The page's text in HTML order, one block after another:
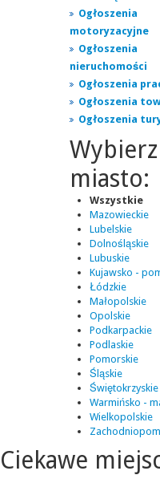
Ogłoszenia
motoryzacyjne
Ogłoszenia
nieruchomości
Ogłoszenia
Ogłoszenia
Ogłoszenia
Wybierz
miasto:
Wszystkie
Mazowieckie
Lubelskie
Dolnośląskie
Lubuskie
Kujawsko -
Łódzkie
Małopolskie
Opolskie
Podkarpackie
Podlaskie
Pomorskie
Śląskie
Świętokrzyskie
Warmińsko -
Wielkopolskie
Ciekawe